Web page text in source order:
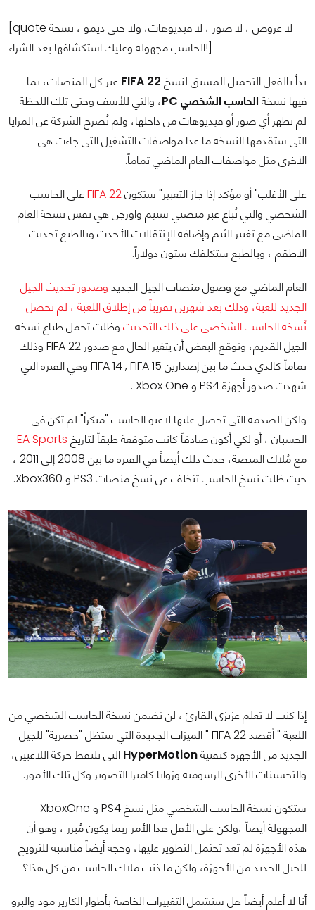
[quote لا عروض ، لا صور ، لا فيديوهات، ولا حتى ديمو ، نسخة
الحاسب مجهولة وعليك استكشافها بعد الشراء!]
بدأ بالفعل التحميل المسبق لنسخ FIFA 22 عبر كل المنصات، بما
فيها نسخة الحاسب الشخصي PC
، والتي للأسف وحتى تلك اللحظة
لم تظهر أي صور أو فيديوهات من داخلها، ولم تُصرح الشركة عن المزايا
التي ستقدمها النسخة ما عدا مواصفات التشغيل التي جاءت هي
الأخرى مثل مواصفات العام الماضي تماماً.
على الأغلب" أو مؤكد إذا جاز التعبير" ستكونFIFA 22على الحاسب
الشخصي والتي تُباع عبر منصتي ستيم واورجن هي نفس نسخة العام
الماضي مع تغيير الثيم وإضافة الإنتقالات الأحدث وبالطبع تحديث
الأطقم ، وبالطبع ستكلفك ستون دولاراً.
العام الماضي مع وصول منصات الجيل الجديد وصدور تحديث الجيل
الجديد للعبة، وذلك بعد شهرين تقريباً من إطلاق اللعبة ، لم تحصل
نُسخة الحاسب الشخصي علي ذلك التحديث وظلت تحمل طباع نسخة
الجيل القديم، وتوقع البعض أن يتغير الحال مع صدور FIFA 22 وذلك
تماماً كالذي حدث ما بين إصدارين FIFA 14 , FIFA 15 وهي الفترة التي
شهدت صدور أجهزة PS4 و Xbox One .
ولكن الصدمة التي تحصل عليها لاعبو الحاسب "مبكراً" لم تكن في
الحسبان ، أو لكي أكون صادقاً كانت متوقعة طبقاً لتاريخ EA Sports
مع مُلاك المنصة، حدث ذلك أيضاً في الفترة ما بين 2008 إلى 2011 ،
حيث ظلت نسخ الحاسب تتخلف عن نسخ منصات PS3 و Xbox360.
إذا كنت لا تعلم عزيزي القارئ ، لن تضمن نسخة الحاسب الشخصي من
اللعبة " أقصد FIFA 22 " الميزات الجديدة التي ستظل "حصرية" للجيل
الجديد من الأجهزة كتقنيةHyperMotion التي تلتقط حركة اللاعبين،
والتحسينات الأخرى الرسومية وزوايا كاميرا التصوير وكل تلك الأمور.
ستكون نسخة الحاسب الشخصي مثل نسخ PS4 و XboxOne
المجهولة أيضاً ،ولكن على الأقل هذا الأمر ربما يكون مُبرر ، وهو أن
هذه الأجهزة لم تعد تحتمل التطوير عليها، وحجة أيضاً مناسبة للترويج
للجيل الجديد من الأجهزة، ولكن ما ذنب ملاك الحاسب من كل هذا؟
أنا لا أعلم أيضاً هل ستشمل التغييرات الخاصة بأطوار الكارير مود والبرو